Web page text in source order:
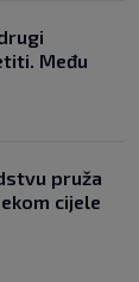
Među
pruža
cijele